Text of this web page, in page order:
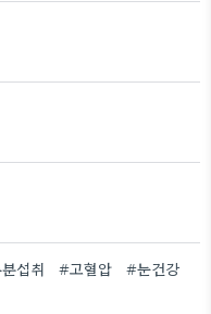
섭취 #고혈압
#눈건강